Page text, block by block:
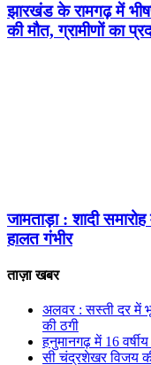
झारखंड के रामगढ़ में
की मौत, ग्रामीणों का
जामताड़ा : शादी
हालत गंभीर
ताज़ा खबर
अलवर : सस्ती दर में
की ठगी
हनुमानगढ़ में 16
सी चंद्रशेखर विजय